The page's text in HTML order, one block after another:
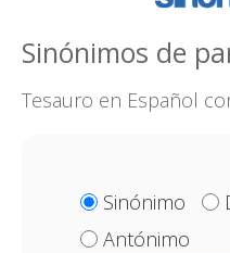
Sinónimos de
Tesauro en Español
Sinónimo
Antónimo